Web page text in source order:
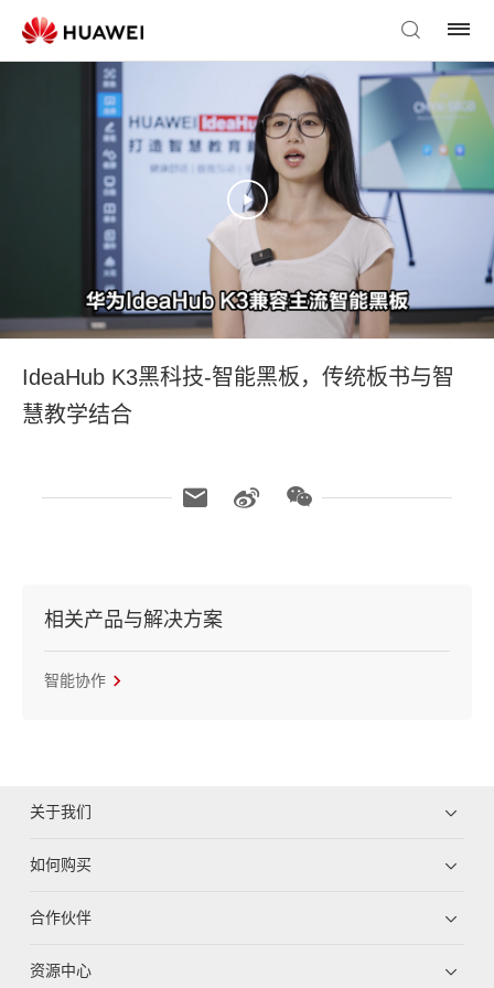
IdeaHub K3黑科技-智能黑板，传统板书与智
慧教学结合
相关产品与解决方案
智能协作
关于我们
如何购买
合作伙伴
资源中心